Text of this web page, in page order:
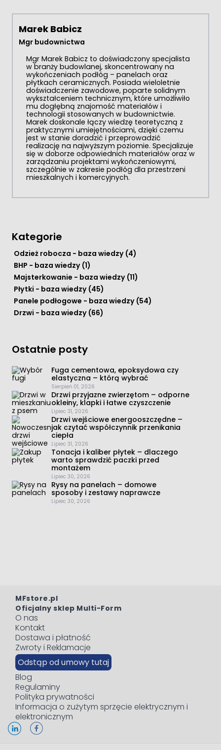
Marek Babicz
Mgr budownictwa
Mgr Marek Babicz to doświadczony specjalista
w branży budowlanej, skoncentrowany na
wykończeniach podłóg – panelach oraz
płytkach ceramicznych. Posiada wieloletnie
doświadczenie zawodowe, poparte solidnym
wykształceniem technicznym, które umożliwiło
mu dogłębną znajomość materiałów i
technologii stosowanych w budownictwie.
Marek doskonale łączy wiedzę teoretyczną z
praktycznymi umiejętnościami, dzięki czemu
jest w stanie doradzić i przeprowadzić
realizację na najwyższym poziomie. Specjalizuje
się w doborze odpowiednich materiałów oraz w
zarządzaniu projektami wykończeniowymi,
szczególnie w zakresie podłóg dla przestrzeni
mieszkalnych i komercyjnych.
Kategorie
Odzież robocza - baza wiedzy (4)
BHP - baza wiedzy (1)
Majsterkowanie - baza wiedzy (11)
Płytki - baza wiedzy (45)
Panele podłogowe - baza wiedzy (54)
Drzwi - baza wiedzy (66)
Ostatnie posty
Fuga cementowa, epoksydowa czy
elastyczna – którą wybrać
Sierpień 01, 2026
Drzwi przyjazne zwierzętom – odporne
okleiny, klapki i łatwe czyszczenie
Lipiec 31, 2026
Drzwi wejściowe energooszczędne –
jak czytać współczynnik przenikania
ciepła
Lipiec 31, 2026
Tonacja i kaliber płytek – dlaczego
warto sprawdzić paczki przed
montażem
Lipiec 30, 2026
Rysy na panelach – domowe
sposoby i zestawy naprawcze
Lipiec 30, 2026
MFstore.pl
Oficjalny sklep Multi-Form
O nas
Kontakt
Dostawa i płatność
Zwroty i Reklamacje
Odstąp od umowy tutaj
Blog
Regulaminy
Polityka prywatności
Informacja o zużytym sprzęcie elektrycznym i
elektronicznym